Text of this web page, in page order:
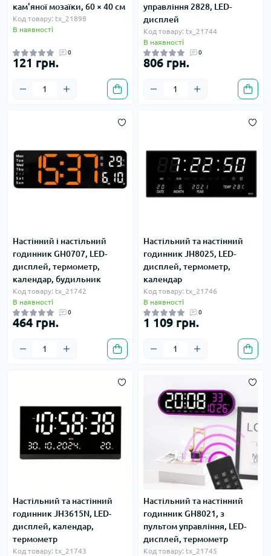
кам'яної мозаїки, 60 × 40 см
Код товару: tx_21898
В наявності
0
121 грн.
управління 2828, LED-
дисплей
Код товару: tx_21744
В наявності
0
806 грн.
Настінний і настільний
годинник GH0707, LED-
дисплей, термометр,
календар, будильник
Код товару: tx_21742
В наявності
0
464 грн.
Настільний та настінний
годинник JH8025, LED-
дисплей, термометр,
календар
Код товару: tx_21746
В наявності
0
1 109 грн.
Настільний та настінний
годинник JH3615N, LED-
дисплей, календар,
термометр
Код товару: tx_21743
Настільний та настінний
годинник GH8021, з
пультом управління, LED-
дисплей, термометр
Код товару: tx_21745